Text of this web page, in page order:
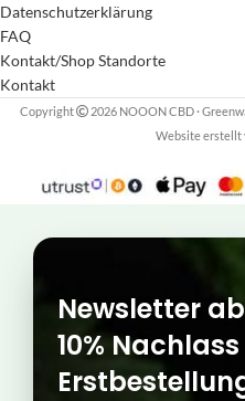
Datenschutzerklärung
FAQ
Kontakt/Shop Standorte
Kontakt
Copyright 2026 NOOON CBD ·
Website erstellt
Newsletter
10%